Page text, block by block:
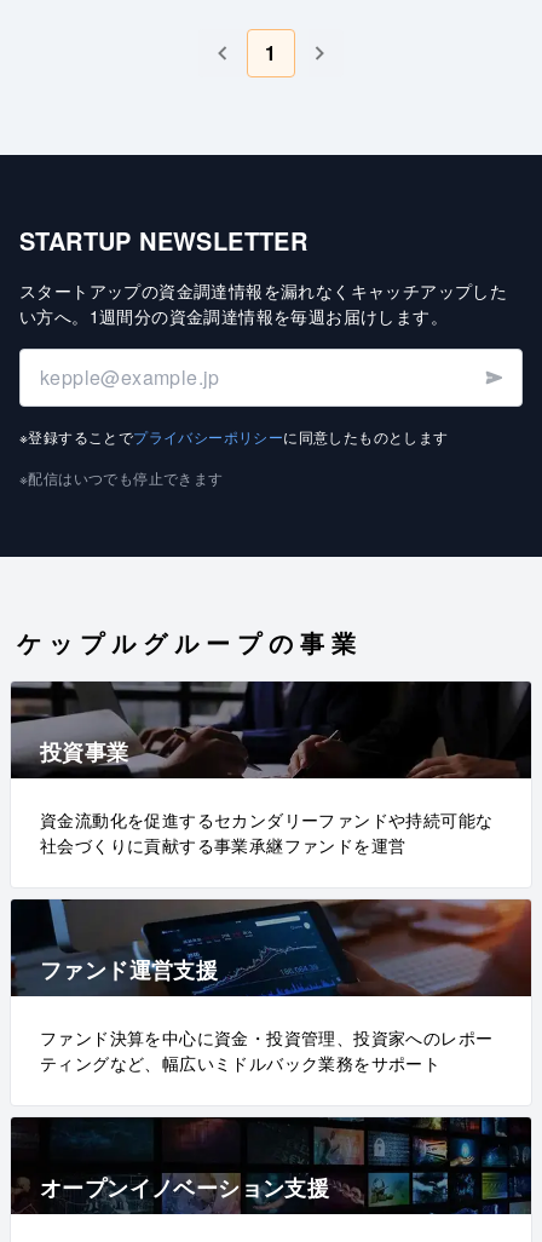
1
STARTUP NEWSLETTER
スタートアップの資金調達情報を漏れなくキャッチアップした
い方へ。 1週間分の資金調達情報を毎週お届けします。
※登録することでプライバシーポリシーに同意したものとします
※配信はいつでも停止できます
ケップルグループの事業
投資事業
資金流動化を促進するセカンダリーファンドや持続可能な
社会づくりに貢献する事業承継ファンドを運営
ファンド運営支援
ファンド決算を中心に資金・投資管理、投資家へのレポー
ティングなど、幅広いミドルバック業務をサポート
オープンイノベーション支援